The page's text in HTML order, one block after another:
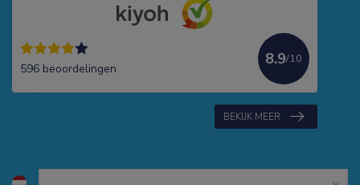
596 beoordelingen
8.9/10
BEKIJK MEER